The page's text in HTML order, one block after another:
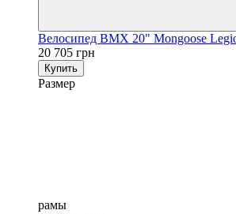
Велосипед BMX 20" Mongoose
20 705 грн
Купить
Размер
рамы